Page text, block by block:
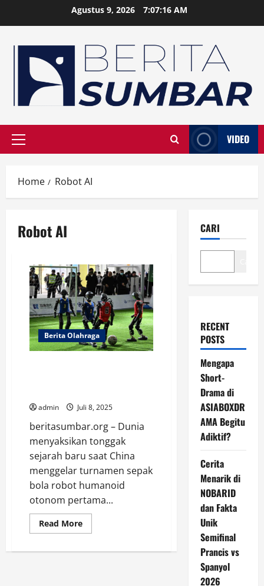
Agustus 9, 2026 7:07:17 AM
Primary
VIDEO
Home Robot AI
Robot AI
Berita Olahraga
admin Juli 8, 2025
beritasumbar.org – Dunia
menyaksikan tonggak
sejarah baru saat China
menggelar turnamen sepak
bola robot humanoid
otonom pertama...
Read MoreRead
more
Gelar
CARI
RECENT
POSTS
Mengapa
Short-
Drama di
ASIABOXDR
AMA Begitu
Adiktif?
Cerita
Menarik di
NOBARID
dan Fakta
Unik
Semifinal
Prancis vs
Spanyol
2026